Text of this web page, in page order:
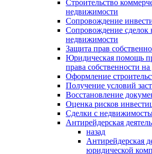
Строительство
недвижимости
Сопровождение
Сопровождение сделок
недвижимости
Защита прав
Юридическая помощь
права собственности
Оформление
Получение условий
Восстановление
Оценка рисков
Сделки с
Антирейдерская
назад
Антирейдерская
юридической